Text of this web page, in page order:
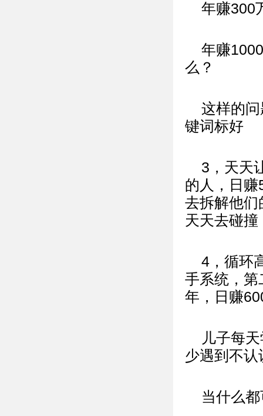
年赚300
年赚
么？
这样的
键词标好
3，天天
的人，日
去拆解他们
天天去碰
4，循环
手系统，第
年，日赚
儿子每
少遇到不认
当什么